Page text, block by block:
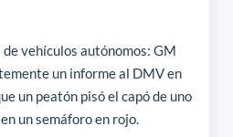
vehículos autónomos: GM
un informe al DMV en
un peatón pisó el capó de uno
un semáforo en rojo.